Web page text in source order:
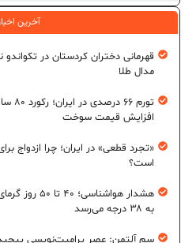
آخرین
مدال طلا
افزایش قیمت سوخت
«تجرد قطعی» در ایران؛ چرا
است؟
هشدار
به ۳۸ درجه می‌رسد
سم آلتمن: عصر پرامپت‌نویسی